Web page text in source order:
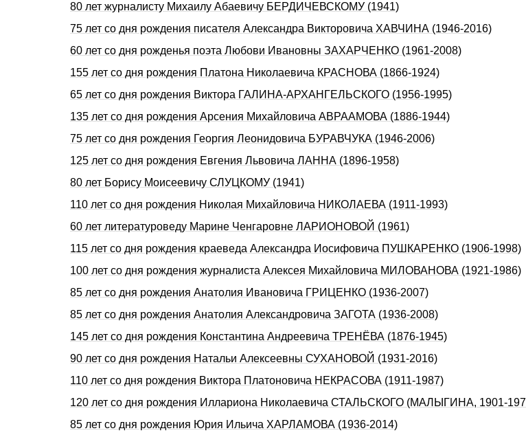
80 лет журналисту Михаилу Абаевичу БЕРДИЧЕВСКОМУ (1941)
75 лет со дня рождения писателя Александра Викторовича ХАВЧИНА (1946-2016)
60 лет со дня рожденья поэта Любови Ивановны ЗАХАРЧЕНКО (1961-2008)
155 лет со дня рождения Платона Николаевича КРАСНОВА (1866-1924)
65 лет со дня рождения Виктора ГАЛИНА-АРХАНГЕЛЬСКОГО (1956-1995)
135 лет со дня рождения Арсения Михайловича АВРААМОВА (1886-1944)
75 лет со дня рождения Георгия Леонидовича БУРАВЧУКА (1946-2006)
125 лет со дня рождения Евгения Львовича ЛАННА (1896-1958)
80 лет Борису Моисеевичу СЛУЦКОМУ (1941)
110 лет со дня рождения Николая Михайловича НИКОЛАЕВА (1911-1993)
60 лет литературоведу Марине Ченгаровне ЛАРИОНОВОЙ (1961)
115 лет со дня pождения краеведа Александpа Иосифовича ПУШКАРЕHКО (1906-1998)
100 лет со дня рождения журналиста Алексея Михайловича МИЛОВАНОВА (1921-1986)
85 лет со дня рождения Анатолия Ивановича ГРИЦЕНКО (1936-2007)
85 лет со дня рождения Анатолия Александровича ЗАГОТА (1936-2008)
145 лет со дня pождения Константина Андpеевича ТРЕHЁВА (1876-1945)
90 лет со дня рождения Натальи Алексеевны СУХАHОВОЙ (1931-2016)
110 лет со дня рождения Виктора Платоновича НЕКРАСОВА (1911-1987)
120 лет со дня рождения Иллариона Николаевича СТАЛЬСКОГО (МАЛЫГИНА, 1901-
85 лет со дня рождения Юрия Ильича ХАРЛАМОВА (1936-2014)